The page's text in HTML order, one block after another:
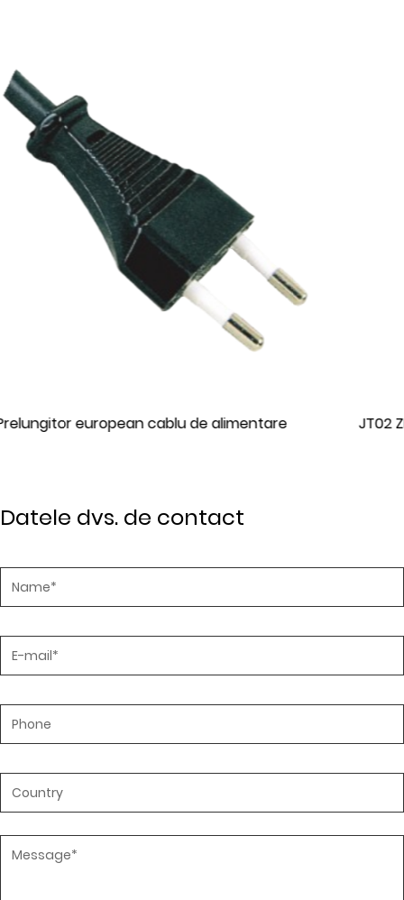
JT02 ZB cablu de alimentare standard
Datele dvs. de contact